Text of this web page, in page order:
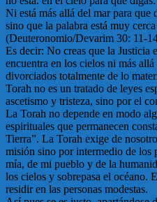
Ni está más allá del mar para
sino que la palabra está muy
(Deuteronomio/Devarim 30: 11-
Es decir: No creas que la Justicia
encuentra en los cielos ni más
divorciados totalmente de lo
Torah no es un tratado de leyes
ascetismo y tristeza, sino por el
La Torah no depende en modo
espirituales que permanecen
Tierra”. La Torah exige de
misión sino por intermedio de los
mía, de mi pueblo y de la
los cielos y sobrepasa el océano.
residir en las personas modestas.